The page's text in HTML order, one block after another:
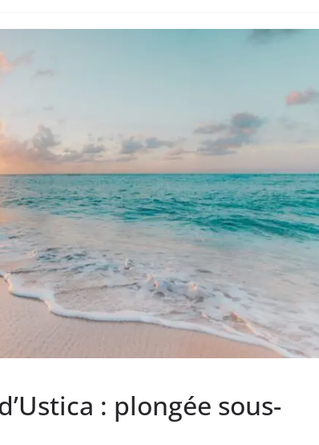
: plongée sous-